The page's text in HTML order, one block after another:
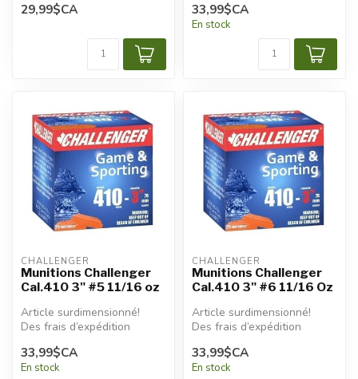
appliqués.
29,99$CA
appliqués.
33,99$CA
En stock
CHALLENGER
Munitions Challenger
Cal.410 3" #5 11/16 oz
Article surdimensionné!
Des frais d’expédition
appliqués.
33,99$CA
En stock
CHALLENGER
Munitions Challenger
Cal.410 3" #6 11/16 Oz
Article surdimensionné!
Des frais d’expédition
appliqués.
33,99$CA
En stock